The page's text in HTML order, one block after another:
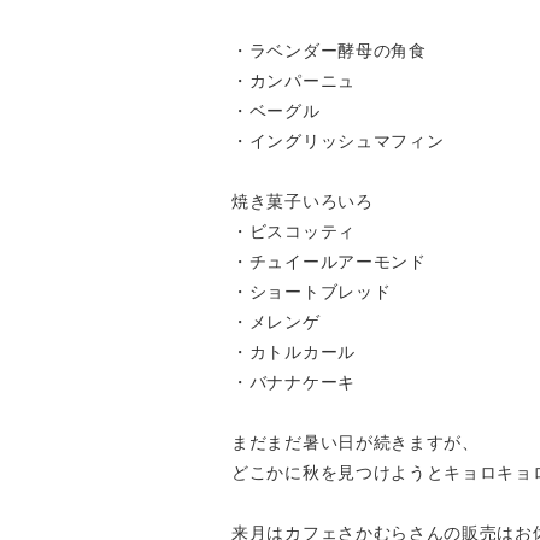
・ラベンダー酵母の角食
・カンパーニュ
・ベーグル
・イングリッシュマフィン
焼き菓子いろいろ
・ビスコッティ
・チュイールアーモンド
・ショートブレッド
・メレンゲ
・カトルカール
・バナナケーキ
まだまだ暑い日が続きますが、
どこかに秋を見つけようとキョロキョ
来月はカフェさかむらさんの販売はお